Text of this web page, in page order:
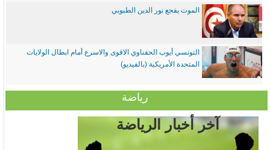
الموت يفجع نور الدين الطبوبي
التونسي أيوب الحفناوي الاقوى والاسرع أمام ابطال الولايات
المتحدة الأمريكية (بالفيديو)
رياضة
آخر أخبار الرياضة